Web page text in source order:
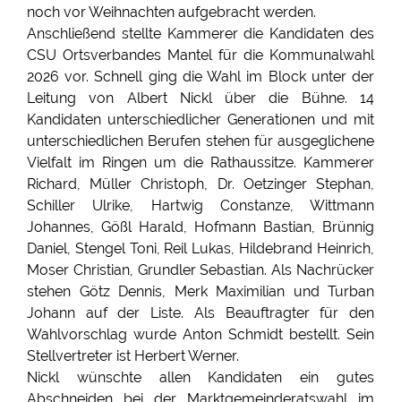
noch vor Weihnachten aufgebracht werden.
Anschließend stellte Kammerer die Kandidaten des
CSU Ortsverbandes Mantel für die Kommunalwahl
2026 vor. Schnell ging die Wahl im Block unter der
Leitung von Albert Nickl über die Bühne. 14
Kandidaten unterschiedlicher Generationen und mit
unterschiedlichen Berufen stehen für ausgeglichene
Vielfalt im Ringen um die Rathaussitze. Kammerer
Richard, Müller Christoph, Dr. Oetzinger Stephan,
Schiller Ulrike, Hartwig Constanze, Wittmann
Johannes, Gößl Harald, Hofmann Bastian, Brünnig
Daniel, Stengel Toni, Reil Lukas, Hildebrand Heinrich,
Moser Christian, Grundler Sebastian. Als Nachrücker
stehen Götz Dennis, Merk Maximilian und Turban
Johann auf der Liste. Als Beauftragter für den
Wahlvorschlag wurde Anton Schmidt bestellt. Sein
Stellvertreter ist Herbert Werner.
Nickl wünschte allen Kandidaten ein gutes